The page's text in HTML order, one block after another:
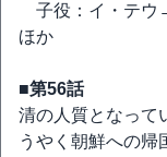
子役：イ・テウ
ほか
■第56話
清の人質となって
うやく朝鮮への帰